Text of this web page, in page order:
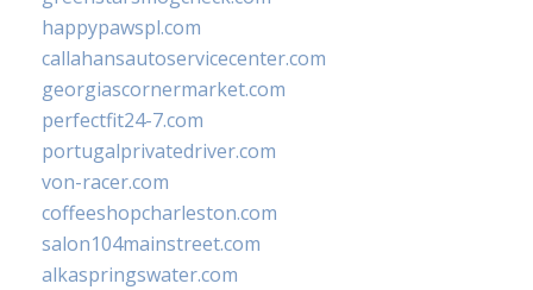
happypawspl.com
callahansautoservicecenter.com
georgiascornermarket.com
perfectfit24-7.com
portugalprivatedriver.com
von-racer.com
coffeeshopcharleston.com
salon104mainstreet.com
alkaspringswater.com